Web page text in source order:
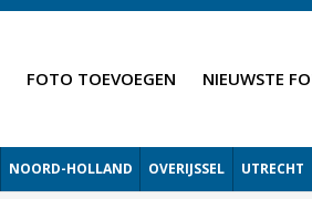
FOTO TOEVOEGEN NIEUWSTE
NOORD-HOLLAND OVERIJSSEL UTRECHT